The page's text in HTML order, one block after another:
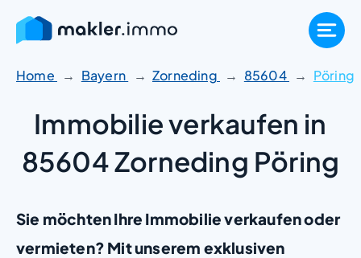
Zum
Inhalt
springen
Home Bayern Zorneding 85604 Pöring
Immobilie verkaufen in
85604 Zorneding Pöring
Sie möchten Ihre Immobilie verkaufen oder
vermieten? Mit unserem exklusiven